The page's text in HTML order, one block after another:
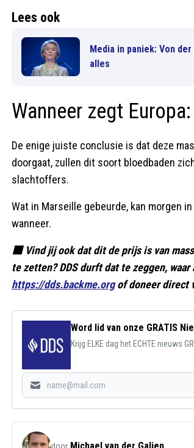
Lees ook
Media in paniek: Von
alles
Wanneer zegt
De enige juiste conclusie is dat deze
doorgaat, zullen dit soort bloedbaden
slachtoffers.
Wat in Marseille gebeurde, kan morgen
wanneer.
🟥 Vind jij ook dat dit de prijs is van
te zetten? DDS durft dat te zeggen,
https://dds.backme.orgof doneer direct
Word lid van onze GRATIS
Krijg ELKE dag het ECHTE nieuws